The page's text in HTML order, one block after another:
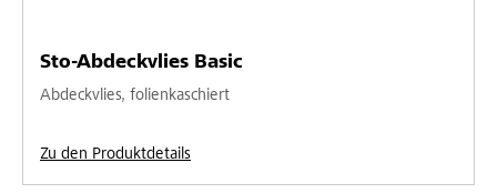
Sto-Abdeckvlies Basic
Abdeckvlies, folienkaschiert
Zu den Produktdetails